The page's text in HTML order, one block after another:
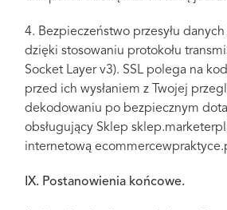
4. Bezpieczeństwo przesyłu
dzięki stosowaniu protokołu
Socket Layer v3). SSL polega na
przed ich wysłaniem z Twojej
dekodowaniu po bezpiecznym
obsługujący Sklep
internetową
IX. Postanowienia końcowe.